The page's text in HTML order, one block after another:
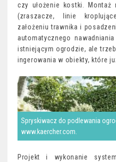
czy ułożenie kostki. Montaż
(zraszacze, linie
założeniu trawnika i
automatycznego
istniejącym ogrodzie, ale
ingerowania w obiekty, które
Spryskiwacz do podlewania
www.kaercher.com.
Projekt i wykonanie